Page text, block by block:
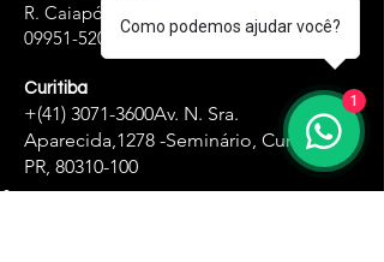
R. Caiapós, 98/110 - Diadema - SP,
09951-520
Curitiba
+(41) 3071-3600Av. N. Sra.
Aparecida,1278 -Seminário, Curitiba -
PR, 80310-100
Como podemos ajudar você?
1